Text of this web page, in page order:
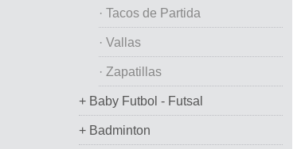
· Tacos de Partida
· Vallas
· Zapatillas
+ Baby Futbol - Futsal
+ Badminton